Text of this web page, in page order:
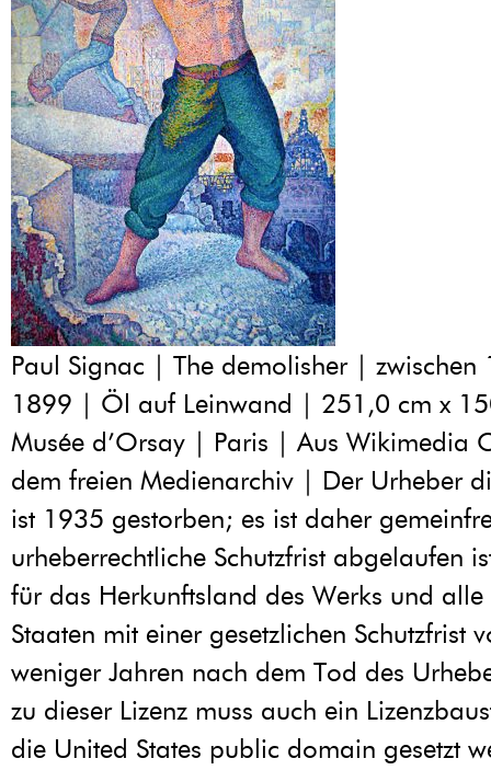
Paul Signac | The demolisher | zwischen
1899 | Öl auf Leinwand | 251,0 cm x
Musée d’Orsay | Paris | Aus Wikimedia
dem freien Medienarchiv | Der Urheber
ist 1935 gestorben; es ist daher
urheberrechtliche Schutzfrist abgelaufen
für das Herkunftsland des Werks und alle
Staaten mit einer gesetzlichen Schutzfrist
weniger Jahren nach dem Tod des
zu dieser Lizenz muss auch ein
die United States public domain gesetzt